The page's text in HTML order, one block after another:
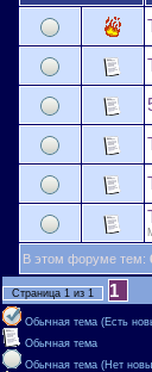
В этом форуме тем:
Страница 1 из 1 1
Обычная тема (Есть
Обычная тема
Обычная тема (Нет